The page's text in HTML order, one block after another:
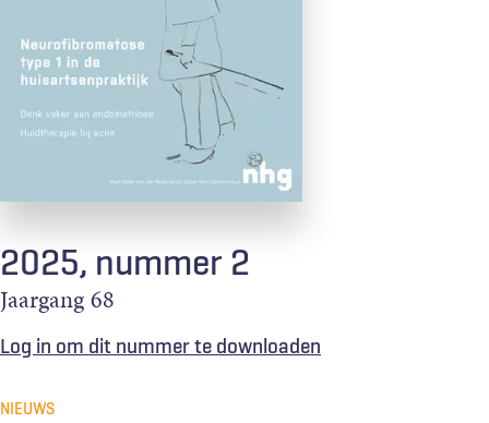
2025, nummer 2
Jaargang68
Log in om dit nummer te downloaden
NIEUWS